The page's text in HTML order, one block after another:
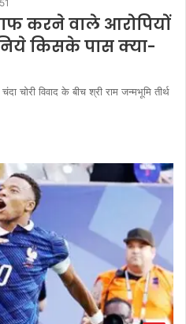
करने वाले आरोपियों
किसके पास क्या-
चोरी विवाद के बीच श्री राम जन्मभूमि तीर्थ